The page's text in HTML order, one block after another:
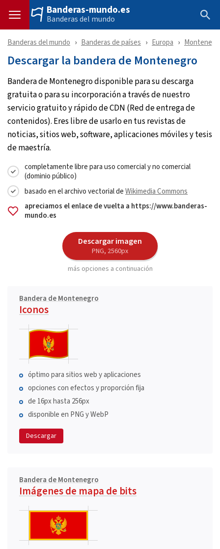
Banderas-mundo.es
Banderas del mundo
Banderas del mundo Banderas de países Europa
Descargar la bandera de Montenegro
Bandera de Montenegro disponible para su descarga
gratuita o para su incorporación a través de nuestro
servicio gratuito y rápido de CDN (Red de entrega de
contenidos). Eres libre de usarlo en tus revistas de
noticias, sitios web, software, aplicaciones móviles y tesis
de maestría.
completamente libre para uso comercial y no comercial
(dominio público)
basado en el archivo vectorial deWikimedia Commons
apreciamos el enlace de vuelta a https://www.banderas-
mundo.es
Descargar imagen
PNG, 2560px
más opciones a continuación
Bandera de Montenegro
Iconos
óptimo para sitios web y aplicaciones
opciones con efectos y proporción fija
de 16px hasta 256px
disponible en PNG y WebP
Descargar
Bandera de Montenegro
Imágenes de mapa de bits